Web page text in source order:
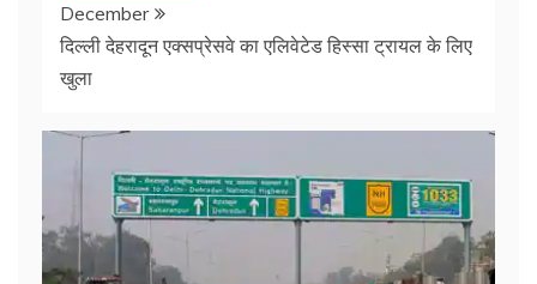
December
दिल्ली देहरादून एक्सप्रेसवे का एलिवेटेड हिस्सा ट्रायल के लिए
खुला